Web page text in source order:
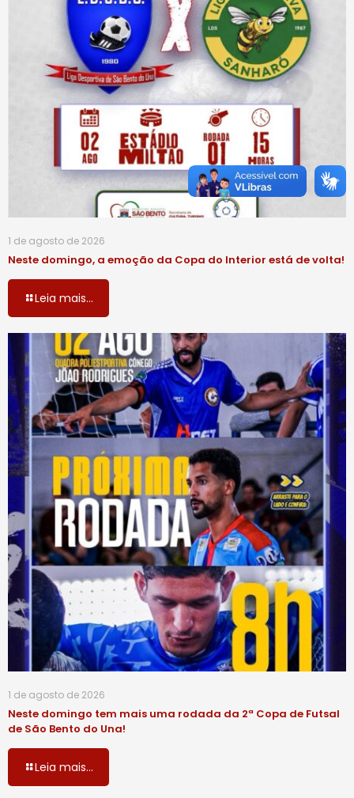
1 de agosto de 2026
Neste domingo, a emoção da Copa do Interior está de volta!
Leia mais...
1 de agosto de 2026
Neste domingo tem mais uma rodada da 2ª Copa de Futsal
de São Bento do Una!
Leia mais...